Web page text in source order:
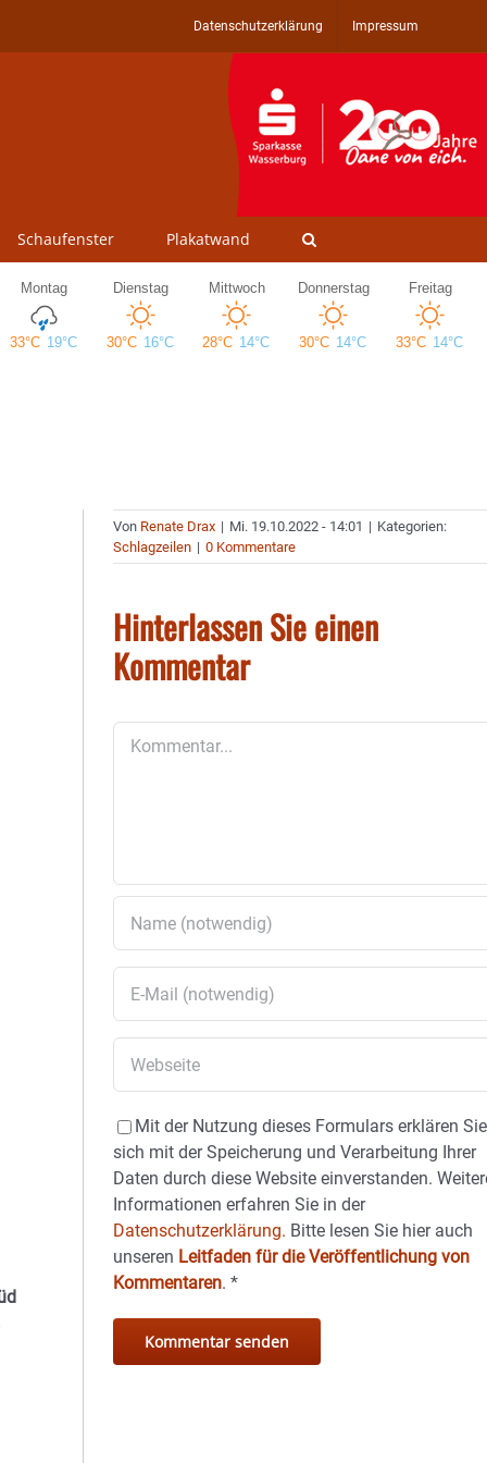
Datenschutzerklärung Impressum
Schaufenster Plakatwand
Von Renate Drax | Mi. 19.10.2022 - 14:01 | Kategorien:
Schlagzeilen | 0 Kommentare
Hinterlassen Sie einen
Kommentar
Mit der Nutzung dieses Formulars erklären Sie
sich mit der Speicherung und Verarbeitung Ihrer
Daten durch diese Website einverstanden.
Informationen erfahren Sie in der
Datenschutzerklärung. Bitte lesen Sie hier auch
unseren Leitfaden für die Veröffentlichung von
Kommentaren.*